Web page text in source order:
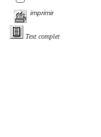
imprimir
Text complet